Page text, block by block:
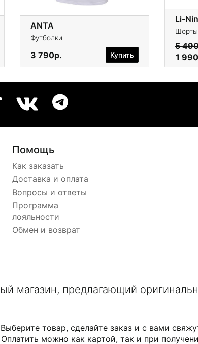
ANTA
Футболки
3 790р. Купить
Li-
5
1
Помощь
Как заказать
Доставка и оплата
Вопросы и ответы
Программа
лояльности
Обмен и возврат
магазин, предлагающий
товар, сделайте заказ и с вами
можно как картой, так и при